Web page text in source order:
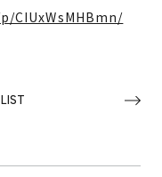
CIUxWsMHBmn/